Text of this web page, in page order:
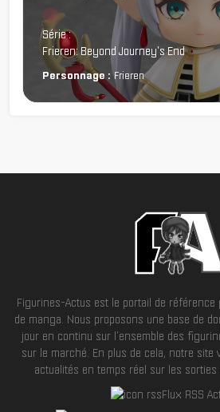
Chargement...
Série :
Frieren: Beyond Journey's End
Personnage : Frieren
Figurines-Actus est le portail de
de manga. Nous proposons une base de
jour en continu sur l'ensemble des
sur le marché. En plus de cela, notre site
actualités en temps réel sur les
Flux RSS